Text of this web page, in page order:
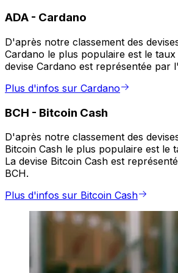
ADA - Cardano
D'après notre classement des
Cardano le plus populaire est le
devise Cardano est représentée par
Plus d'infos sur Cardano
BCH - Bitcoin Cash
D'après notre classement des
Bitcoin Cash le plus populaire est le
La devise Bitcoin Cash est
BCH.
Plus d'infos sur Bitcoin Cash